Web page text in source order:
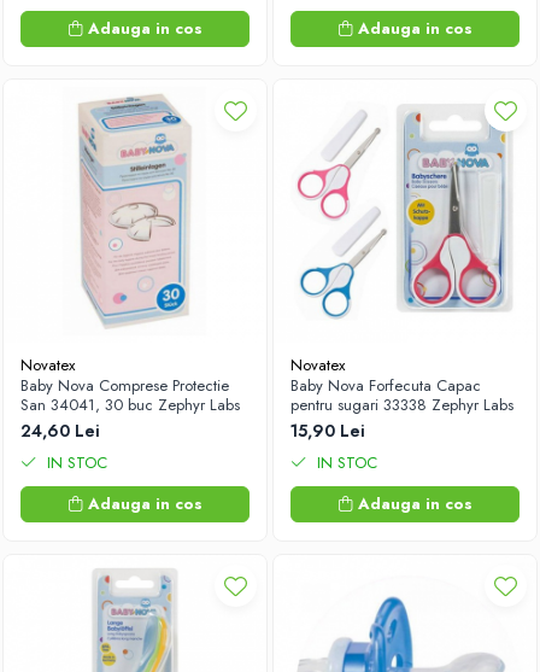
Adauga in cos
Adauga in cos
Novatex
Baby Nova Comprese Protectie
San 34041, 30 buc Zephyr Labs
24,60 Lei
IN STOC
Adauga in cos
Novatex
Baby Nova Forfecuta Capac
pentru sugari 33338 Zephyr Labs
15,90 Lei
IN STOC
Adauga in cos